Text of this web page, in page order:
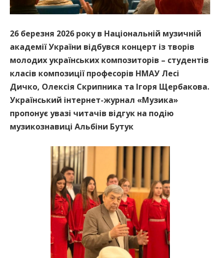
26 березня 2026 року в Національній музичній
академії України відбувся концерт із творів
молодих українських композиторів – студентів
класів композиції професорів НМАУ Лесі
Дичко, Олексія Скрипника та Ігоря Щербакова.
Український інтернет-журнал «Музика»
пропонує увазі читачів відгук на подію
музикознавиці Альбіни Бутук